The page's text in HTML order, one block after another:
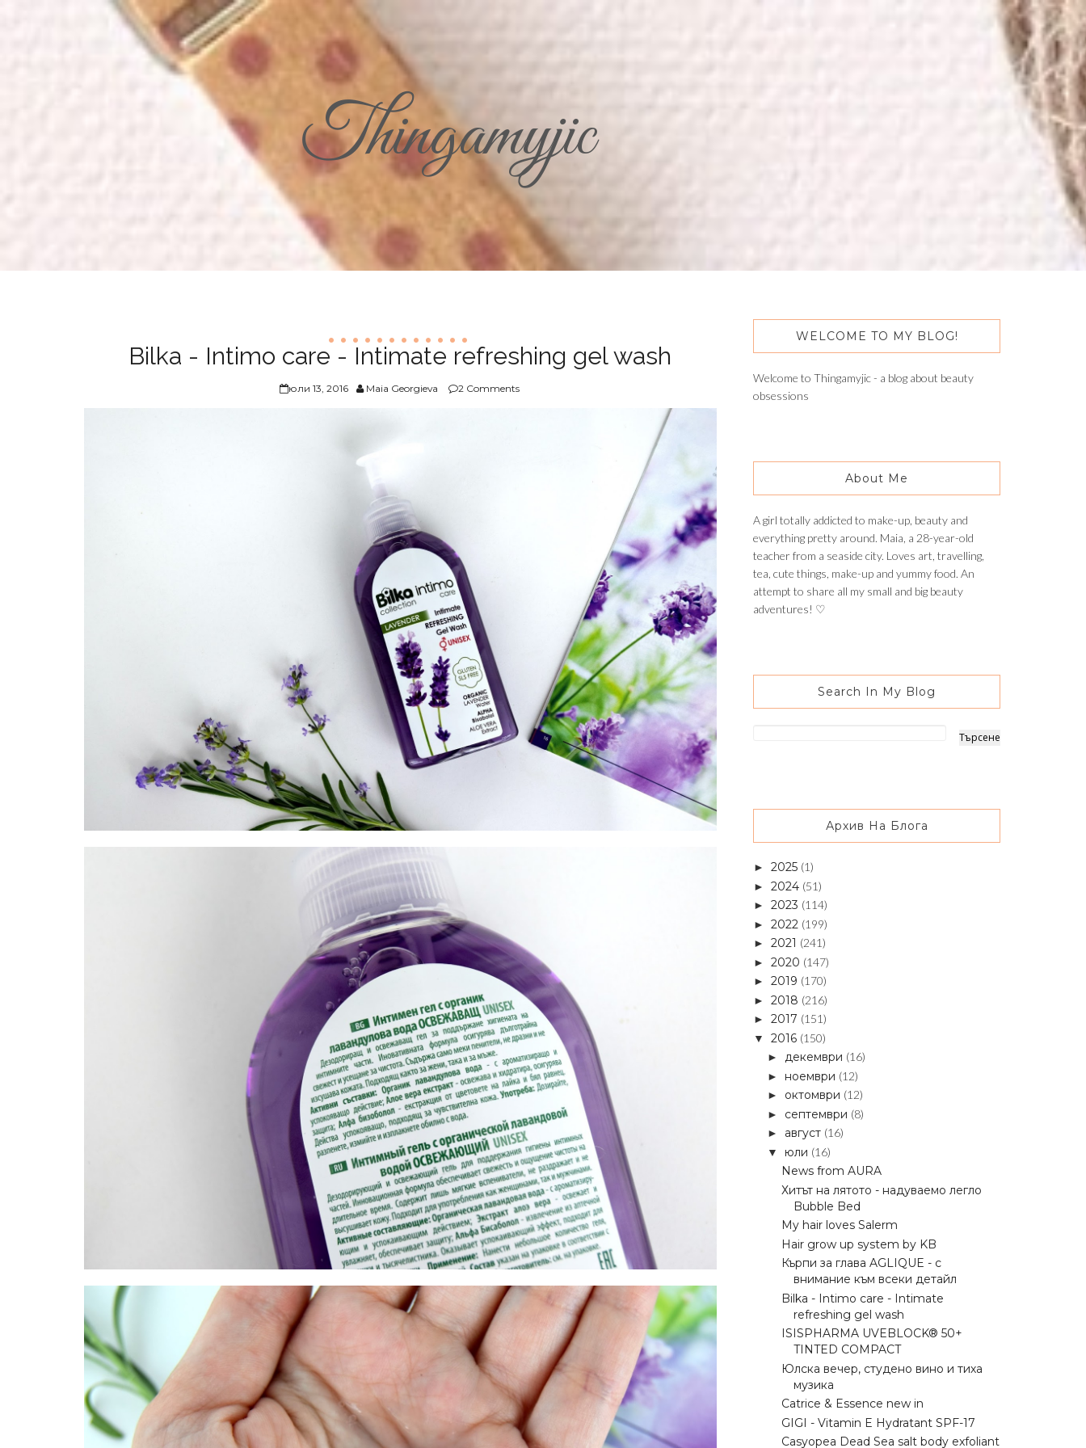
Thingamyjic
Bilka - Intimo care - Intimate refreshing gel wash
юли 13, 2016 Maia Georgieva 2 Comments
WELCOME TO MY BLOG!
Welcome to Thingamyjic - a blog about beauty
obsessions
About Me
A girl totally addicted to make-up, beauty and
everything pretty around. Maia, a 28-year-old
teacher from a seaside city. Loves art, travelling,
tea, cute things, make-up and yummy food. An
attempt to share all my small and big beauty
adventures! ♡
Search In My Blog
Архив На Блога
► 2025 (1)
► 2024 (51)
► 2023 (114)
► 2022 (199)
► 2021 (241)
► 2020 (147)
► 2019 (170)
► 2018 (216)
► 2017 (151)
▼ 2016 (150)
► декември (16)
► ноември (12)
► октомври (12)
► септември (8)
► август (16)
▼ юли (16)
News from AURA
Хитът на лятото - надуваемо легло
Bubble Bed
My hair loves Salerm
Hair grow up system by KB
Кърпи за глава AGLIQUE - с
внимание към всеки детайл
Bilka - Intimo care - Intimate
refreshing gel wash
ISISPHARMA UVEBLOCK® 50+
TINTED COMPACT
Юлска вечер, студено вино и тиха
музика
Catrice & Essence new in
GIGI - Vitamin E Hydratant SPF-17
Casyopea Dead Sea salt body exfoliant